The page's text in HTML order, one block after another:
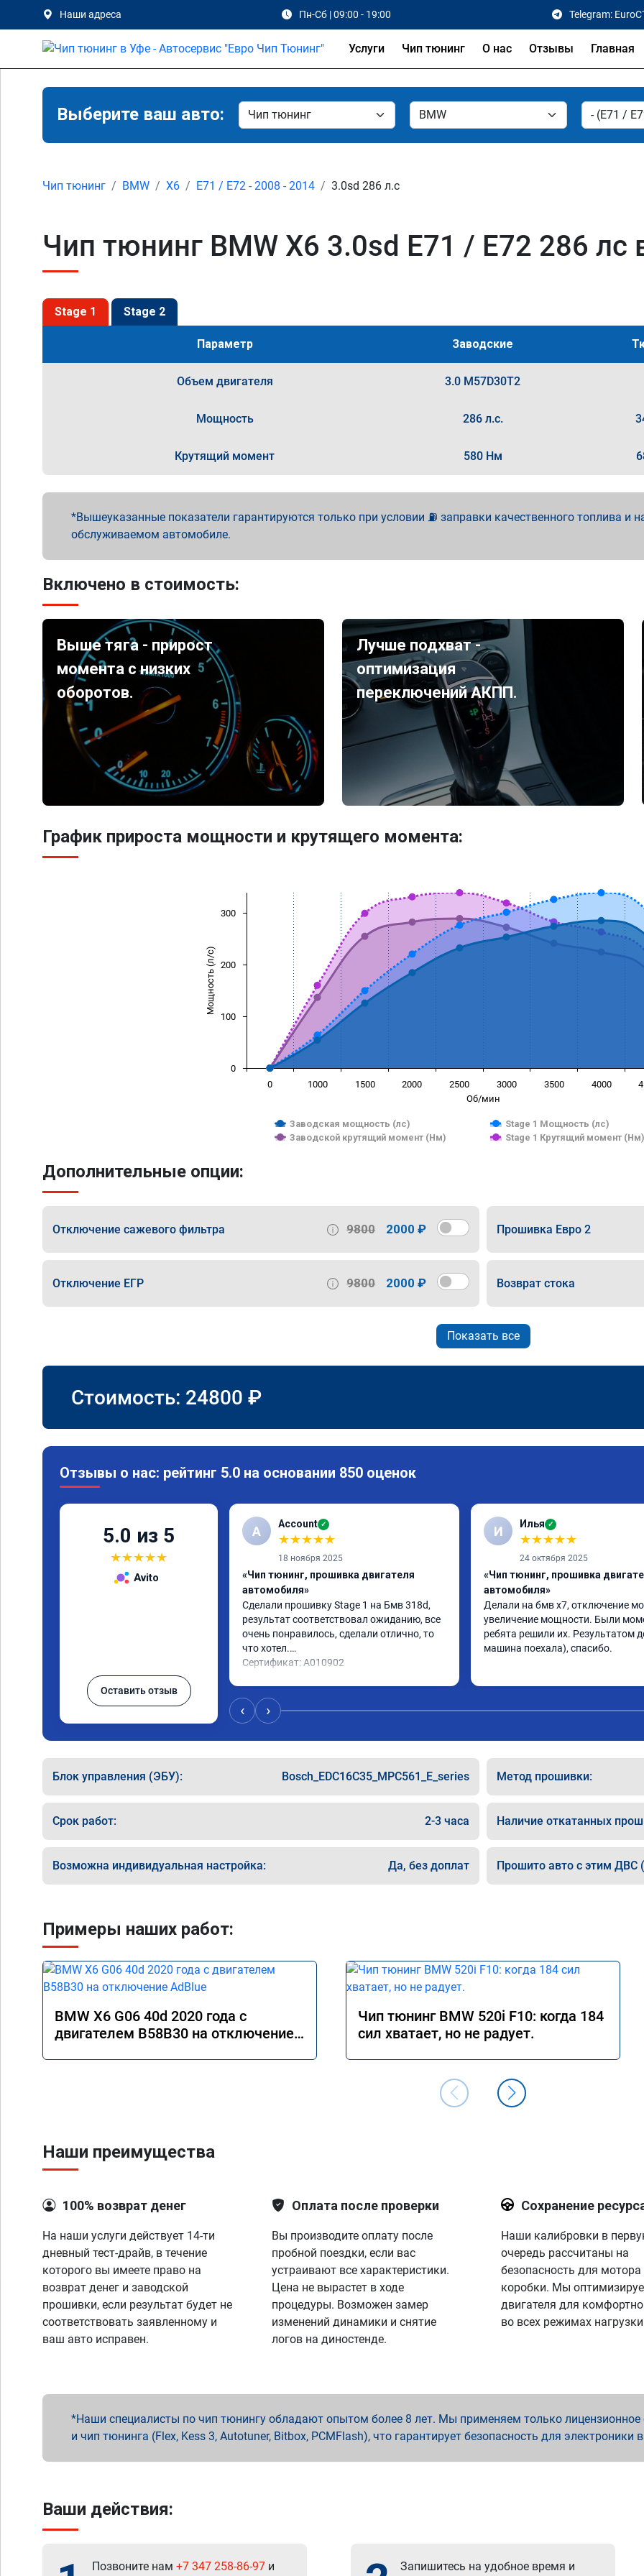
Наши адреса Пн-Сб | 09:00 - 19:00 Telegram:
Услуги Чип тюнинг О нас Отзывы Главная
Выберите ваш авто:
Чип тюнинг BMW X6 E71 / E72 - 2008 - 2014 3.0sd 286 л.с
Чип тюнинг BMW X6 3.0sd E71 / E72 286 лс
Stage 1 Stage 2
Параметр Заводские
Объем двигателя 3.0 M57D30T2
Мощность 286 л.с.
Крутящий момент 580 Нм
Вышеуказанные показатели гарантируются только при условии ⛽ заправки качественного топлива и
обслуживаемом автомобиле.
Включено в стоимость:
Выше тяга - прирост
момента с низких
оборотов.
Лучше подхват -
оптимизация
переключений АКПП.
График прироста мощности и крутящего момента:
Об/мин
Мощность (л/с)
Заводская мощность (лс)
Stage 1 Мощность (лс)
Заводской крутящий момент (Нм)
Stage 1 Крутящий момент (Нм)
0 1000 1500 2000 2500 3000 3500 4000
0
100
200
300
Дополнительные опции:
Отключение сажевого фильтра 9800 2000 ₽ Прошивка Евро 2
Отключение ЕГР 9800 2000 ₽ Возврат стока
Показать все
Стоимость: 24800 ₽
Отзывы о нас: рейтинг 5.0 на основании 850 оценок
5.0 из 5
★★★★★
Avito
Оставить отзыв
A Account ✓
★★★★★
18 ноября 2025
«Чип тюнинг, прошивка двигателя
автомобиля»
Сделали прошивку Stage 1 на Бмв 318d,
результат соответствовал ожиданию, все
очень понравилось, сделали отлично, то
что хотел.
Сертификат: A010902
И Илья ✓
★★★★★
24 октября 2025
«Чип тюнинг, прошивка
автомобиля»
Делали на бмв х7, отключение
увеличение мощности. Были
ребята решили их. Результатом
машина поехала), спасибо.
‹ ›
Блок управления (ЭБУ): Bosch_EDC16C35_MPC561_E_series Метод прошивки:
Срок работ: 2-3 часа Наличие откатанных
Возможна индивидуальная настройка: Да, без доплат Прошито авто с этим ДВС
Примеры наших работ:
BMW X6 G06 40d 2020 года с
двигателем B58B30 на отключение
Чип тюнинг BMW 520i F10: когда 184
сил хватает, но не радует.
Наши преимущества
100% возврат денег
На наши услуги действует 14-ти
дневный тест-драйв, в течение
которого вы имеете право на
возврат денег и заводской
прошивки, если результат будет не
соответствовать заявленному и
ваш авто исправен.
Оплата после проверки
Вы производите оплату после
пробной поездки, если вас
устраивают все характеристики.
Цена не вырастет в ходе
процедуры. Возможен замер
изменений динамики и снятие
логов на диностенде.
Сохранение
Наши калибровки в
очередь рассчитаны на
безопасность для мотора
коробки. Мы
двигателя для
во всех режимах
Наши специалисты по чип тюнингу обладают опытом более 8 лет. Мы применяем только лицензионное
и чип тюнинга (Flex, Kess 3, Autotuner, Bitbox, PCMFlash), что гарантирует безопасность для электроники
Ваши действия:
Позвоните нам +7 347 258-86-97 и Запишитесь на удобное время и